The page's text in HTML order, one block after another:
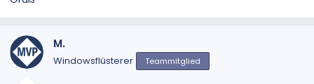
M.
Windowsflüsterer Teammitglied